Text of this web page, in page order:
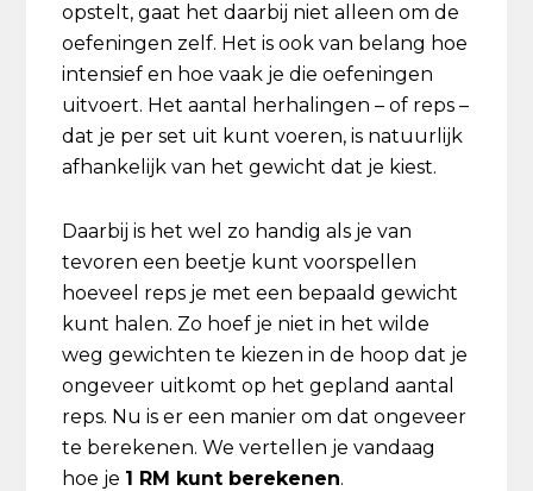
opstelt, gaat het daarbij niet alleen om de
oefeningen zelf. Het is ook van belang hoe
intensief en hoe vaak je die oefeningen
uitvoert. Het aantal herhalingen – of reps –
dat je per set uit kunt voeren, is natuurlijk
afhankelijk van het gewicht dat je kiest.
Daarbij is het wel zo handig als je van
tevoren een beetje kunt voorspellen
hoeveel reps je met een bepaald gewicht
kunt halen. Zo hoef je niet in het wilde
weg gewichten te kiezen in de hoop dat je
ongeveer uitkomt op het gepland aantal
reps. Nu is er een manier om dat ongeveer
te berekenen. We vertellen je vandaag
hoe je 1 RM kunt berekenen.